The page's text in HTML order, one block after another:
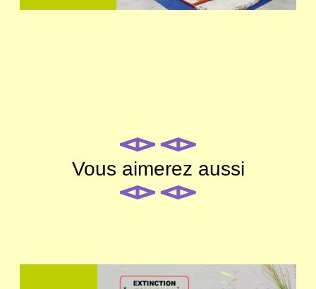
Vous aimerez aussi